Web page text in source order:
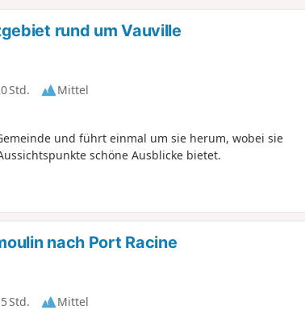
rund um Vauville
Std.
Mittel
und führt einmal um sie herum, wobei sie
schöne Ausblicke bietet.
nach Port Racine
Std.
Mittel